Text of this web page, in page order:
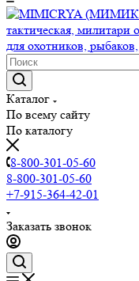
Каталог
По всему сайту
По каталогу
8-800-301-05-60
8-800-301-05-60
+7-915-364-42-01
Заказать звонок